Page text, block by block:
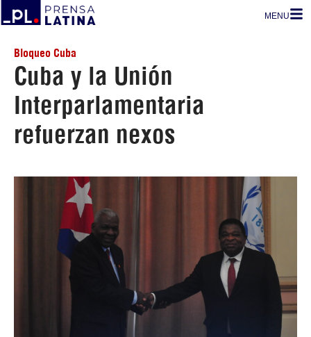
MENU
Bloqueo Cuba
Cuba y la Unión
Interparlamentaria
refuerzan nexos